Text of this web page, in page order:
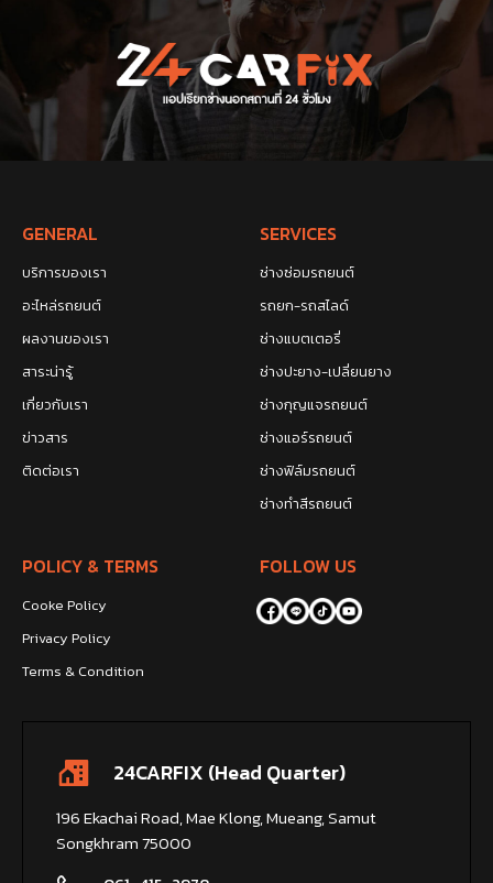
GENERAL
บริการของเรา
อะไหล่รถยนต์
ผลงานของเรา
สาระน่ารู้
เกี่ยวกับเรา
ข่าวสาร
ติดต่อเรา
SERVICES
ช่างซ่อมรถยนต์
รถยก-รถสไลด์
ช่างแบตเตอรี่
ช่างปะยาง-เปลี่ยนยาง
ช่างกุญแจรถยนต์
ช่างแอร์รถยนต์
ช่างฟิล์มรถยนต์
ช่างทำสีรถยนต์
POLICY & TERMS
Cooke Policy
Privacy Policy
Terms & Condition
FOLLOW US
24CARFIX (Head Quarter)
196 Ekachai Road, Mae Klong, Mueang, Samut
Songkhram 75000